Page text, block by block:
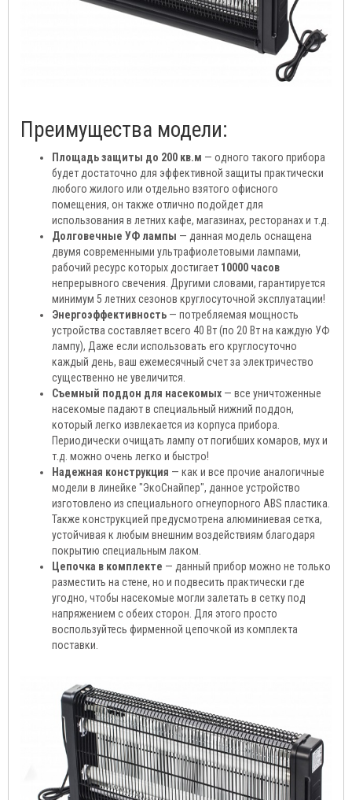
Преимущества модели:
Площадь защиты до 200 кв.м — одного такого прибора
будет достаточно для эффективной защиты практически
любого жилого или отдельно взятого офисного
помещения, он также отлично подойдет для
использования в летних кафе, магазинах, ресторанах и т.д.
Долговечные УФ лампы — данная модель оснащена
двумя современными ультрафиолетовыми лампами,
рабочий ресурс которых достигает 10000 часов
непрерывного свечения. Другими словами, гарантируется
минимум 5 летних сезонов круглосуточной эксплуатации!
Энергоэффективность — потребляемая мощность
устройства составляет всего 40 Вт (по 20 Вт на каждую УФ
лампу), Даже если использовать его круглосуточно
каждый день, ваш ежемесячный счет за электричество
существенно не увеличится.
Съемный поддон для насекомых — все уничтоженные
насекомые падают в специальный нижний поддон,
который легко извлекается из корпуса прибора.
Периодически очищать лампу от погибших комаров, мух и
т.д. можно очень легко и быстро!
Надежная конструкция — как и все прочие аналогичные
модели в линейке "ЭкоСнайпер", данное устройство
изготовлено из специального огнеупорного ABS пластика.
Также конструкцией предусмотрена алюминиевая сетка,
устойчивая к любым внешним воздействиям благодаря
покрытию специальным лаком.
Цепочка в комплекте — данный прибор можно не только
разместить на стене, но и подвесить практически где
угодно, чтобы насекомые могли залетать в сетку под
напряжением с обеих сторон. Для этого просто
воспользуйтесь фирменной цепочкой из комплекта
поставки.